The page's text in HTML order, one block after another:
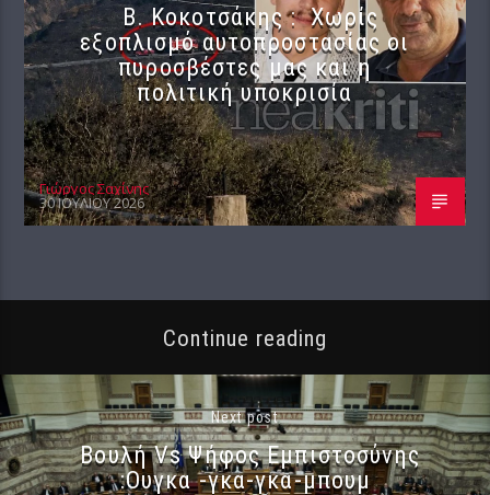
Β. Κοκοτσάκης : Χωρίς
εξοπλισμό αυτοπροστασίας οι
πυροσβέστες μας και η
πολιτική υποκρισία
Γιώργος Σαχίνης
30 ΙΟΥΛΊΟΥ 2026
Continue reading
Next post
Βουλή Vs Ψήφος Εμπιστοσύνης
:Ουγκα -γκα-γκα-μπουμ